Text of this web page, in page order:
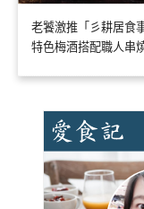
老饕激推「彡耕居食
特色梅酒搭配職人串